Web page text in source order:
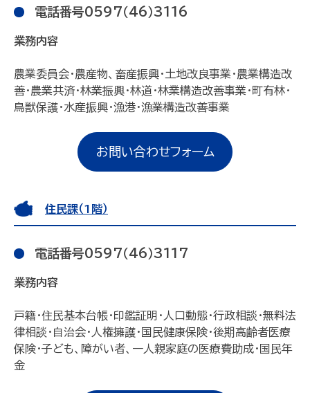
電話番号0597（46）3116
業務内容
農業委員会・農産物、畜産振興・土地改良事業・農業構造改
善・農業共済・林業振興・林道・林業構造改善事業・町有林・
鳥獣保護・水産振興・漁港・漁業構造改善事業
お問い合わせフォーム
住民課（1階）
電話番号0597（46）3117
業務内容
戸籍・住民基本台帳・印鑑証明・人口動態・行政相談・無料法
律相談・自治会・人権擁護・国民健康保険・後期高齢者医療
保険・子ども、障がい者、一人親家庭の医療費助成・国民年
金